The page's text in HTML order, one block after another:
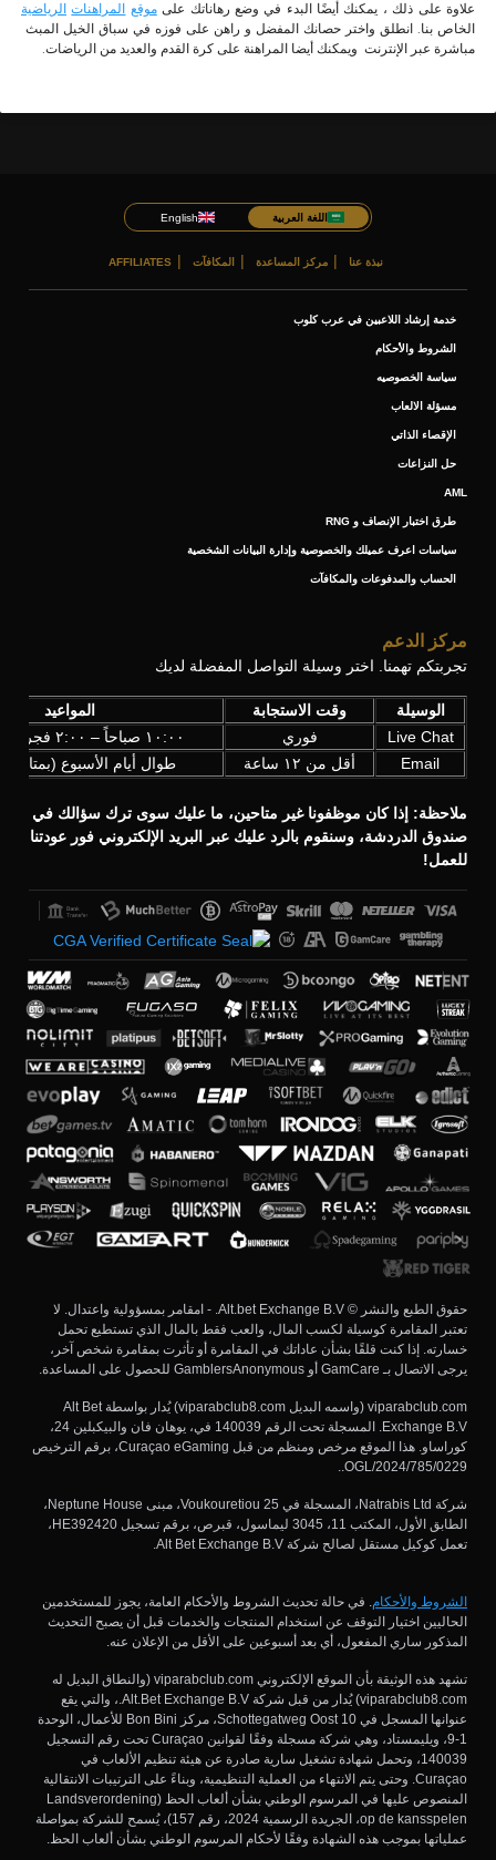
علاوة على ذلك ، يمكنك أيضًا البدء في وضع رهاناتك علىموقع المراهنات الرياضية
الخاص بنا. انطلق واختر حصانك المفضل و راهن على فوزه في سباق الخيل المبث
مباشرة عبر الإنترنت ويمكنك أيضا المراهنة على كرة القدم والعديد من الرياضات.
اللغة العربية English
نبذة عنا مركز المساعدة المكافآت AFFILIATES
خدمة إرشاد اللاعبين في عرب كلوب
الشروط والأحكام
سياسة الخصوصيه
مسؤلة الالعاب
الإقصاء الذاتي
حل النزاعات
AML
طرق اختبار الإنصاف و RNG
سياسات اعرف عميلك والخصوصية وإدارة البيانات الشخصية
الحساب والمدفوعات والمكافآت
مركز الدعم
تجربتكم تهمنا. اختر وسيلة التواصل المفضلة لديك
الوسيلة وقت الاستجابة
المواعيد
Live Chat
فوري
١٠:٠٠ صباحاً – ٢:٠٠ فجراً (UTC+3)
Email
أقل من ١٢ ساعة طوال أيام الأسبوع (بمتابعة
ملاحظة: إذا كان موظفونا غير متاحين، ما عليك سوى ترك سؤالك في
صندوق الدردشة، وسنقوم بالرد عليك عبر البريد الإلكتروني فور عودتنا
للعمل!
حقوق الطبع والنشر © Alt.bet Exchange B.V. - امقامر بمسؤولية واعتدال. لا
تعتبر المقامرة كوسيلة لكسب المال، والعب فقط بالمال الذي تستطيع تحمل
خسارته. إذا كنت قلقًا بشأن عاداتك في المقامرة أو تأثرت بمقامرة شخص آخر،
يرجى الاتصال بـ GamCare أو GamblersAnonymous للحصول على المساعدة.
viparabclub.com (واسمه البديل viparabclub8.com) يُدار بواسطة Alt Bet
Exchange B.V. المسجلة تحت الرقم 140039 في، يوهان فان والبيكبلين 24،
كوراساو. هذا الموقع مرخص ومنظم من قبل Curaçao eGaming، برقم الترخيص
OGL/2024/785/0229..
شركة Natrabis Ltd، المسجلة في Voukouretiou 25، مبنى Neptune House،
الطابق الأول، المكتب 11، 3045 ليماسول، قبرص، برقم تسجيل HE392420،
تعمل كوكيل مستقل لصالح شركة Alt Bet Exchange B.V.
الشروط والأحكام. في حالة تحديث الشروط والأحكام العامة، يجوز للمستخدمين
الحاليين اختيار التوقف عن استخدام المنتجات والخدمات قبل أن يصبح التحديث
المذكور ساري المفعول، أي بعد أسبوعين على الأقل من الإعلان عنه.
تشهد هذه الوثيقة بأن الموقع الإلكتروني viparabclub.com (والنطاق البديل له
viparabclub8.com) يُدار من قبل شركة Alt.Bet Exchange B.V.، والتي يقع
عنوانها المسجل في Schottegatweg Oost 10، مركز Bon Bini للأعمال، الوحدة
1-9، ويليمستاد، وهي شركة مسجلة وفقًا لقوانين Curaçao تحت رقم التسجيل
140039، وتحمل شهادة تشغيل سارية صادرة عن هيئة تنظيم الألعاب في
Curaçao. وحتى يتم الانتهاء من العملية التنظيمية، وبناءً على الترتيبات الانتقالية
المنصوص عليها في المرسوم الوطني بشأن ألعاب الحظ (Landsverordening
op de kansspelen، الجريدة الرسمية 2024، رقم 157)، يُسمح للشركة بمواصلة
عملياتها بموجب هذه الشهادة وفقًا لأحكام المرسوم الوطني بشأن ألعاب الحظ.